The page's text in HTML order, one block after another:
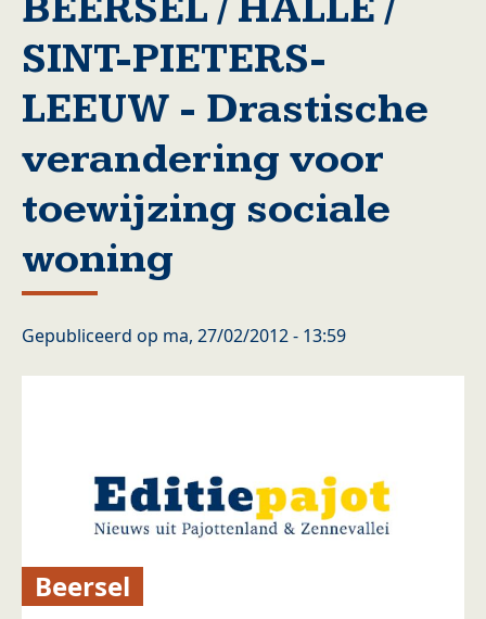
SINT-PIETERS-
LEEUW - Drastische
verandering voor
toewijzing sociale
woning
Gepubliceerd op ma, 27/02/2012 - 13:59
Beersel